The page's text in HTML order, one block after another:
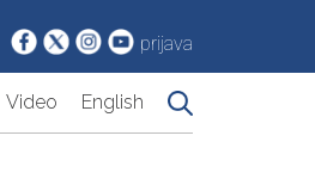
prijava
Video English